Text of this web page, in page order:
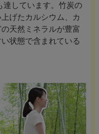
達しています。竹炭の
げたカルシウム、カ
天然ミネラルが豊富
状態で含まれている